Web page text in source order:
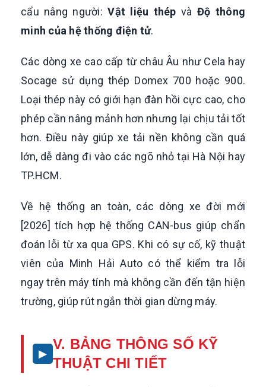
cẩu nâng người:Vật liệu thép và Độ thông
minh của hệ thống điện tử.
Các dòng xe cao cấp từ châu Âu như Cela hay
Socage sử dụng thép Domex 700 hoặc 900.
Loại thép này có giới hạn đàn hồi cực cao, cho
phép cần nâng mảnh hơn nhưng lại chịu tải tốt
hơn. Điều này giúp xe tải nền không cần quá
lớn, dễ dàng đi vào các ngõ nhỏ tại Hà Nội hay
TP.HCM.
Về hệ thống an toàn, các dòng xe đời mới
[2026] tích hợp hệ thống CAN-bus giúp chẩn
đoán lỗi từ xa qua GPS. Khi có sự cố, kỹ thuật
viên của Minh Hải Auto có thể kiểm tra lỗi
ngay trên máy tính mà không cần đến tận hiện
trường, giúp rút ngắn thời gian dừng máy.
V. BẢNG THÔNG SỐ KỸ
THUẬT CHI TIẾT